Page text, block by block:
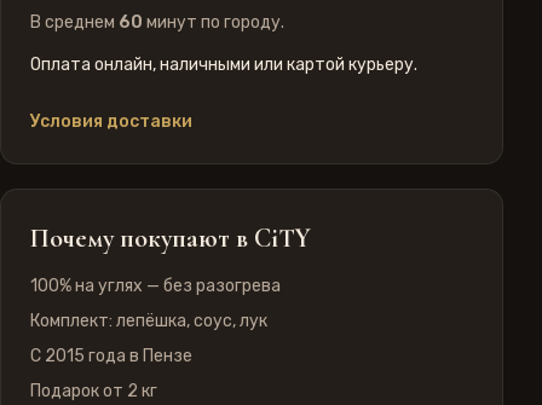
В среднем 60 минут по городу.
Оплата онлайн, наличными или картой курьеру.
Условия доставки
Почему покупают в CiTY
100% на углях — без разогрева
Комплект: лепёшка, соус, лук
С 2015 года в Пензе
Подарок от 2 кг